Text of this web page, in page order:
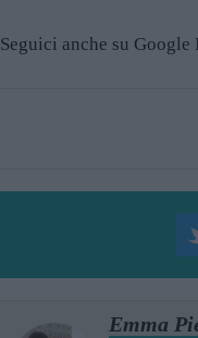
Seguici anche su Google
Emma